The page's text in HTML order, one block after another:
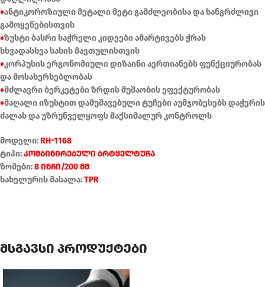
♦ანტიკოროზიული მეტალი მეტი გამძლეობისა და ხანგრძლივი
გამოყენებისთვის
♦ზუსტი ბასრი საჭრელი კიდეები ამარტივებს ჭრას
სხვადასხვა სახის მავთულისთვის
♦კორპუსის ერგონომიული დიზაინი აერთიანებს ფუნქციურობას
და მოსახერხებლობას
♦მძლავრი ბერკეტები ზრდის მუშაობის ეფექტურობას
♦მაღალი იზუსტით დამუშავებული ტუჩები აუმჯობესებს დაჭერის
ძალას და უზრუნველყოფს მაქსიმალურ კონტროლს
მოდელი:RH-1168
ტიპი:კომბინირებული ბრტყელტუჩა
ზომები:8 ინჩი/200 მმ
სახელურის მასალა:TPR
მსგავსი პროდუქტები